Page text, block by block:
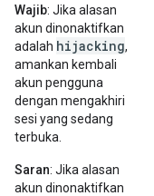
Wajib: Jika alasan
akun dinonaktifkan
adalah hijacking,
amankan kembali
akun pengguna
dengan mengakhiri
sesi yang sedang
terbuka.
Saran: Jika alasan
akun dinonaktifkan